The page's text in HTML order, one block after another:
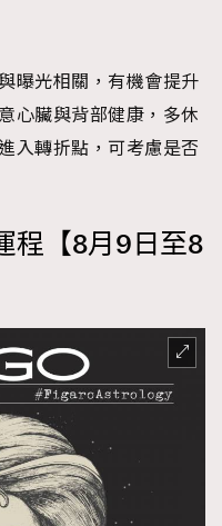
曝光相關，有機會提升
心臟與背部健康，多休
入轉折點，可考慮是否
程【8月9日至8